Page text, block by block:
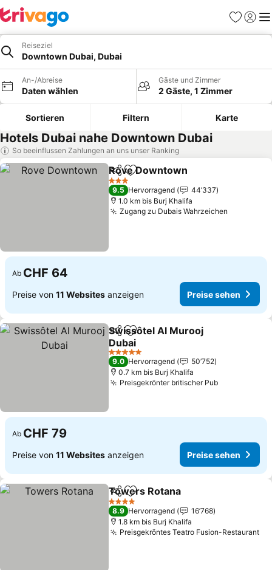
Favoriten
Reiseziel
Downtown Dubai, Dubai
An-/Abreise
Daten wählen
Gäste und Zimmer
2 Gäste, 1 Zimmer
Sortieren Filtern Karte
Hotels Dubai nahe Downtown Dubai
So beeinflussen Zahlungen an uns unser Ranking
TeilenZu Favoriten hinzufügen
Rove Downtown
3 Sterne
9.5 Hervorragend
44’337
1.0 km bis Burj Khalifa
Zugang zu Dubais Wahrzeichen
Ab CHF 64
Preise von 11 Websites anzeigen Preise sehen
TeilenZu Favoriten hinzufügen
Swissôtel Al Murooj
Dubai
5 Sterne
9.0 Hervorragend
50’752
0.7 km bis Burj Khalifa
Preisgekrönter britischer Pub
Ab CHF 79
Preise von 11 Websites anzeigen Preise sehen
TeilenZu Favoriten hinzufügen
Towers Rotana
4 Sterne
8.9 Hervorragend
16’768
1.8 km bis Burj Khalifa
Preisgekröntes Teatro Fusion-Restaurant